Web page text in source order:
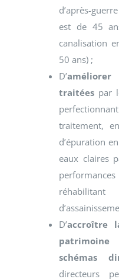
d’après-
est de 45
canalisation
50 ans) ;
D’
traitées par
traitement,
d’épuration
eaux claires
D’accroître
schémas
directeurs